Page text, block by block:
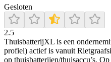
Gesloten
2.5
ThuisbatterijXL is een
profiel) actief is vanuit
op thuisbatterijen/thuisaccu’s.